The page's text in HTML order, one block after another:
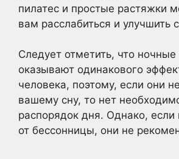
пилатес и простые растяжки
вам расслабиться и улучшить
Следует отметить, что ночные
оказывают одинакового
человека, поэтому, если они
вашему сну, то нет
распорядок дня. Однако, если
от бессонницы, они не